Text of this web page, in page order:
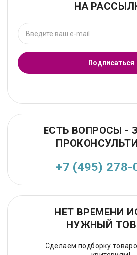
НА
Подписаться
ЕСТЬ ВОПРОСЫ -
+7 (495) 278-
НЕТ ВРЕМЕНИ
НУЖНЫЙ
Сделаем подборку